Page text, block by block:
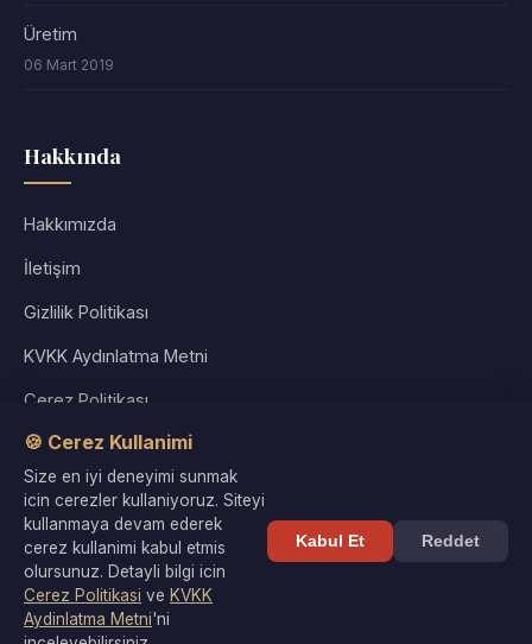
Üretim
06 Mart 2019
Hakkında
Hakkımızda
İletişim
Gizlilik Politikası
KVKK Aydınlatma Metni
Çerez Politikası
Kullanım Koşulları
Site Haritası
© 2026 Kültür Denizi. Tüm hakları saklıdır. |
🍪 Cerez Kullanimi
Size en iyi deneyimi sunmak
icin cerezler kullaniyoruz. Siteyi
kullanmaya devam ederek
cerez kullanimi kabul etmis
olursunuz. Detayli bilgi icin
Cerez Politikasi ve KVKK
Aydinlatma Metni'ni
Kabul Et Reddet